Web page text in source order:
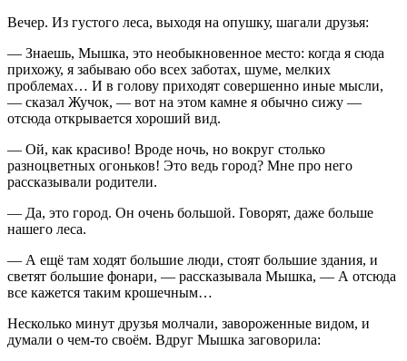
Вечер. Из густого леса, выходя на опушку, шагали друзья:
— Знаешь, Мышка, это необыкновенное место: когда я сюда
прихожу, я забываю обо всех заботах, шуме, мелких
проблемах… И в голову приходят совершенно иные мысли,
— сказал Жучок, — вот на этом камне я обычно сижу —
отсюда открывается хороший вид.
— Ой, как красиво! Вроде ночь, но вокруг столько
разноцветных огоньков! Это ведь город? Мне про него
рассказывали родители.
— Да, это город. Он очень большой. Говорят, даже больше
нашего леса.
— А ещё там ходят большие люди, стоят большие здания, и
светят большие фонари, — рассказывала Мышка, — А отсюда
все кажется таким крошечным…
Несколько минут друзья молчали, завороженные видом, и
думали о чем-то своём. Вдруг Мышка заговорила: